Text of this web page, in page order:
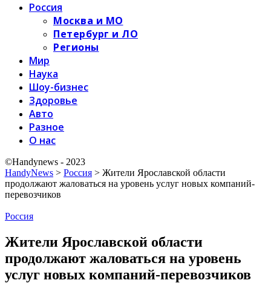
Россия
Москва и МО
Петербург и ЛО
Регионы
Мир
Наука
Шоу-бизнес
Здоровье
Авто
Разное
О нас
©Handynews - 2023
HandyNews > Россия > Жители Ярославской области
продолжают жаловаться на уровень услуг новых компаний-
перевозчиков
Россия
Жители Ярославской области
продолжают жаловаться на уровень
услуг новых компаний-перевозчиков